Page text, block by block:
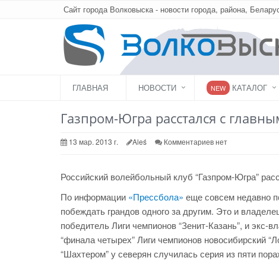
Сайт города Волковыска - новости города, района,
ГЛАВНАЯ НОВОСТИ NEW КАТАЛОГ
Газпром-Югра расстался с
13 мар. 2013 г. Aleś Комментариев нет
Российский волейбольный клуб “Газпром-Югра”
По информации «Прессбола» еще совсем недавно
побеждать грандов одного за другим. Это и
победитель Лиги чемпионов “Зенит-Казань”, и экс-
“финала четырех” Лиги чемпионов новосибирский
“Шахтером” у северян случилась серия из пяти